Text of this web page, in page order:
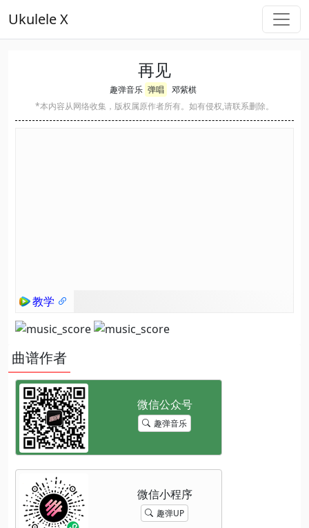
Ukulele X
再见
趣弹音乐 弹唱
邓紫棋
*本内容从网络收集，版权属原作者所有。如有侵权,请联系删除。
教学
曲谱作者
趣弹音乐
趣弹UP